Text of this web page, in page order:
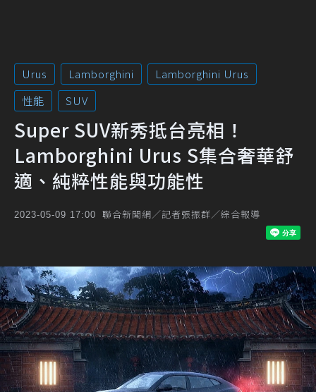
Urus Lamborghini
Lamborghini Urus
性能
SUV
Super SUV新秀抵台亮相！
Lamborghini Urus S集合奢華舒
適、純粹性能與功能性
2023-05-09 17:00 聯合新聞網／記者張振群／綜合報導